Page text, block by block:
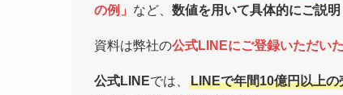
の例」 など、 数値を用いて具体的にご説明
資料は弊社の公式LINEにご登録いただい
公式LINEでは、 LINEで年間10億円以上